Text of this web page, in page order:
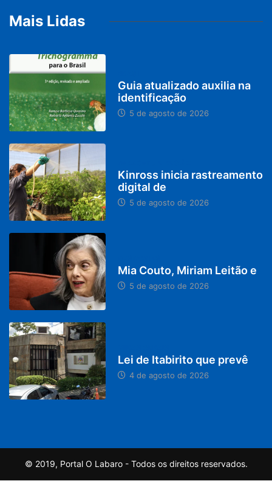
Mais Lidas
Guia atualizado auxilia na
identificação
5 de agosto de 2026
Kinross inicia rastreamento
digital de
5 de agosto de 2026
Mia Couto, Miriam Leitão e
5 de agosto de 2026
Lei de Itabirito que prevê
4 de agosto de 2026
© 2019, Portal O Labaro - Todos os direitos reservados.